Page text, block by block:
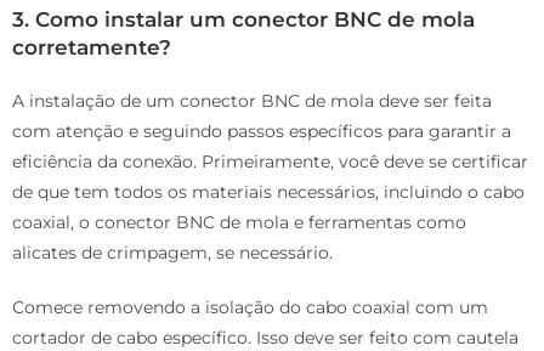
3. Como instalar um conector BNC de mola
corretamente?
A instalação de um conector BNC de mola deve ser feita
com atenção e seguindo passos específicos para garantir a
eficiência da conexão. Primeiramente, você deve se certificar
de que tem todos os materiais necessários, incluindo o cabo
coaxial, o conector BNC de mola e ferramentas como
alicates de crimpagem, se necessário.
Comece removendo a isolação do cabo coaxial com um
cortador de cabo específico. Isso deve ser feito com cautela